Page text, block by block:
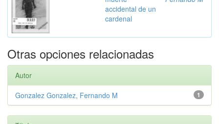
accidental de un
cardenal
Otras opciones relacionadas
Autor
1
Gonzalez Gonzalez, Fernando M